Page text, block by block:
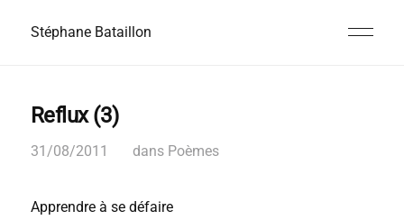
Stéphane Bataillon
Reflux (3)
31/08/2011 dans Poèmes
Apprendre à se défaire